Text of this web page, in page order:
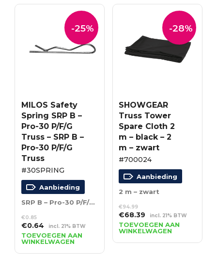
-25%
MILOS Safety
Spring SRP B –
Pro-30 P/F/G
Truss – SRP B –
Pro-30 P/F/G
Truss
#30SPRING
Aanbieding
SRP B – Pro-30 P/F/G Truss
€0.85
Oorspronkelijke
prijs
was:
€0.85.
€0.64Huidige
prijs
is:
€0.64.
incl. 21% BTW
TOEVOEGEN AAN
WINKELWAGEN
-28%
SHOWGEAR
Truss Tower
Spare Cloth 2
m – black – 2
m – zwart
#700024
Aanbieding
2 m – zwart
€94.99
Oorspronkelijke
prijs
was:
€94.99.
€68.39 Huidige
prijs
is:
€68.39.
incl. 21% BTW
TOEVOEGEN AAN
WINKELWAGEN